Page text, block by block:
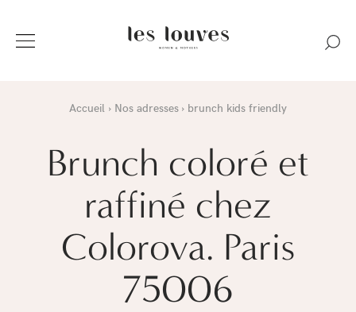
Accueil Nos adresses brunch kids friendly
Brunch coloré et
raffiné chez
Colorova. Paris
75006